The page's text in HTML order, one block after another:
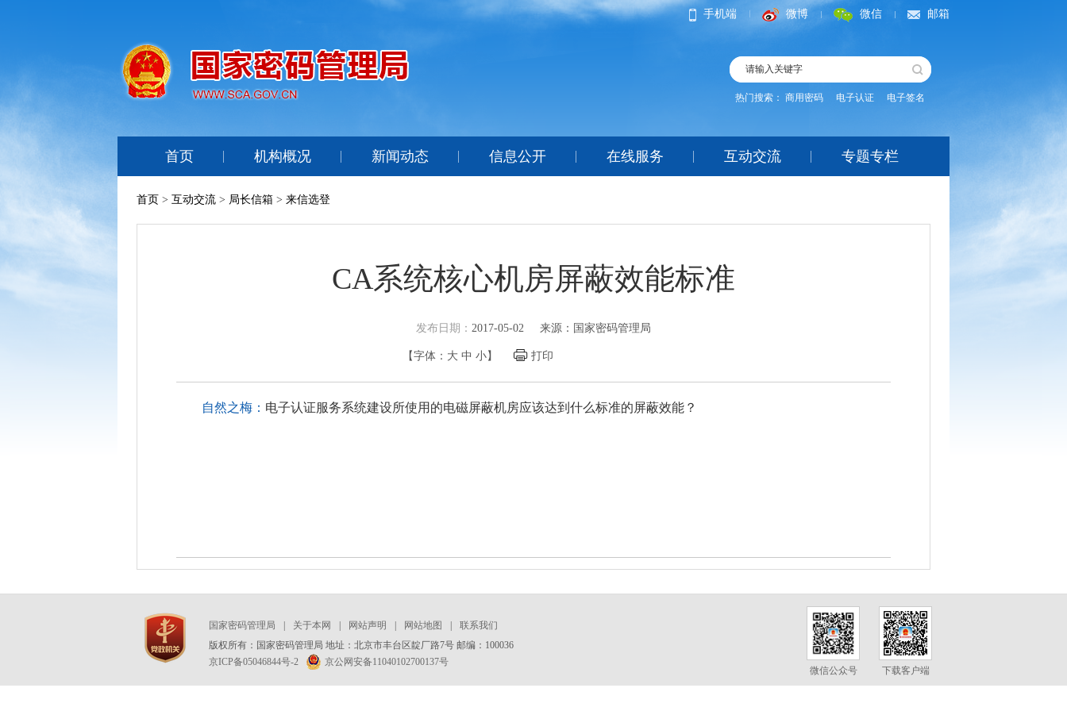
手机端 微博 微信 邮箱
热门搜索： 商用密码 电子认证 电子签名
首页 机构概况 新闻动态 信息公开 在线服务 互动交流 专题专栏
首页 > 互动交流 > 局长信箱 > 来信选登
CA系统核心机房屏蔽效能标准
发布日期： 2017-05-02 来源：国家密码管理局
【字体： 大 中 小】 打印
自然之梅： 电子认证服务系统建设所使用的电磁屏蔽机房应该达到什么标准的屏蔽效能？
国家密码管理局 关于本网 网站声明 网站地图
联系我们
版权所有：国家密码管理局 地址：北京市丰台区靛厂路7号 邮编：100036
京ICP备05046844号-2
京公网安备11040102700137号
微信公众号 下载客户端